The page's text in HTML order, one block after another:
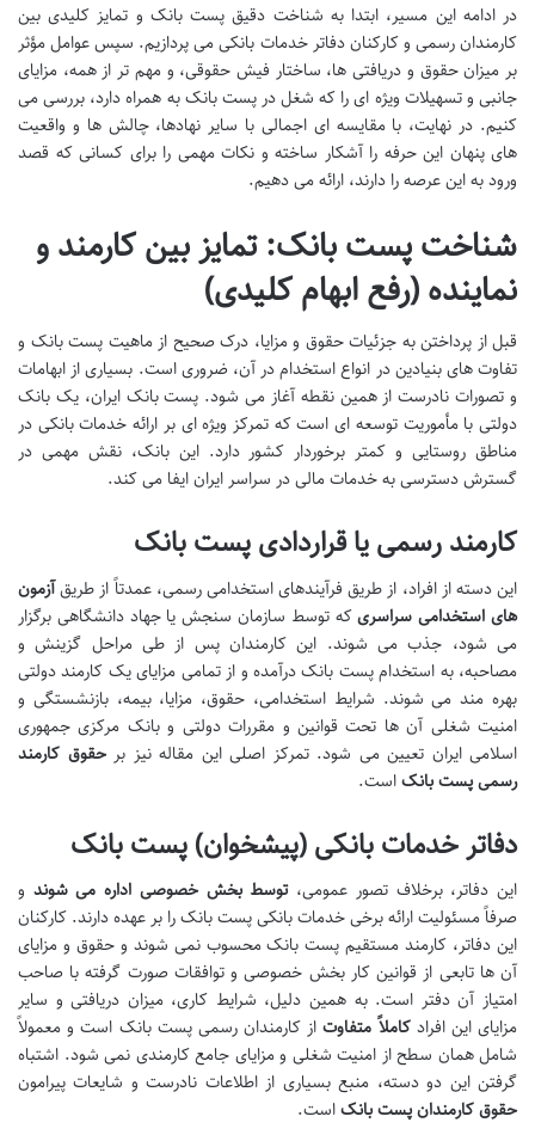
در ادامه این مسیر، ابتدا به شناخت دقیق پست بانک و تمایز کلیدی بین
کارمندان رسمی و کارکنان دفاتر خدمات بانکی می پردازیم. سپس عوامل مؤثر
بر میزان حقوق و دریافتی ها، ساختار فیش حقوقی، و مهم تر از همه، مزایای
جانبی و تسهیلات ویژه ای را که شغل در پست بانک به همراه دارد، بررسی می
کنیم. در نهایت، با مقایسه ای اجمالی با سایر نهادها، چالش ها و واقعیت
های پنهان این حرفه را آشکار ساخته و نکات مهمی را برای کسانی که قصد
ورود به این عرصه را دارند، ارائه می دهیم.
شناخت پست بانک: تمایز بین کارمند و
نماینده (رفع ابهام کلیدی)
قبل از پرداختن به جزئیات حقوق و مزایا، درک صحیح از ماهیت پست بانک و
تفاوت های بنیادین در انواع استخدام در آن، ضروری است. بسیاری از ابهامات
و تصورات نادرست از همین نقطه آغاز می شود. پست بانک ایران، یک بانک
دولتی با مأموریت توسعه ای است که تمرکز ویژه ای بر ارائه خدمات بانکی در
مناطق روستایی و کمتر برخوردار کشور دارد. این بانک، نقش مهمی در
گسترش دسترسی به خدمات مالی در سراسر ایران ایفا می کند.
کارمند رسمی یا قراردادی پست بانک
این دسته از افراد، از طریق فرآیندهای استخدامی رسمی، عمدتاً از طریقآزمون
های استخدامی سراسریکه توسط سازمان سنجش یا جهاد دانشگاهی برگزار
می شود، جذب می شوند. این کارمندان پس از طی مراحل گزینش و
مصاحبه، به استخدام پست بانک درآمده و از تمامی مزایای یک کارمند دولتی
بهره مند می شوند. شرایط استخدامی، حقوق، مزایا، بیمه، بازنشستگی و
امنیت شغلی آن ها تحت قوانین و مقررات دولتی و بانک مرکزی جمهوری
اسلامی ایران تعیین می شود. تمرکز اصلی این مقاله نیز برحقوق کارمند
رسمی پست بانکاست.
دفاتر خدمات بانکی (پیشخوان) پست بانک
این دفاتر، برخلاف تصور عمومی،توسط بخش خصوصی اداره می شوند و
صرفاً مسئولیت ارائه برخی خدمات بانکی پست بانک را بر عهده دارند. کارکنان
این دفاتر، کارمند مستقیم پست بانک محسوب نمی شوند و حقوق و مزایای
آن ها تابعی از قوانین کار بخش خصوصی و توافقات صورت گرفته با صاحب
امتیاز آن دفتر است. به همین دلیل، شرایط کاری، میزان دریافتی و سایر
مزایای این افرادکاملاً متفاوتاز کارمندان رسمی پست بانک است و معمولاً
شامل همان سطح از امنیت شغلی و مزایای جامع کارمندی نمی شود. اشتباه
گرفتن این دو دسته، منبع بسیاری از اطلاعات نادرست و شایعات پیرامون
حقوق کارمندان پست بانکاست.